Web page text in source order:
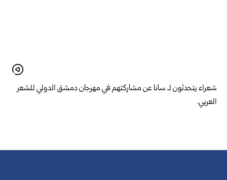
شعراء يتحدثون لـ سانا عن مشاركتهم في مهرجان دمشق الدولي للشعر
العربي.